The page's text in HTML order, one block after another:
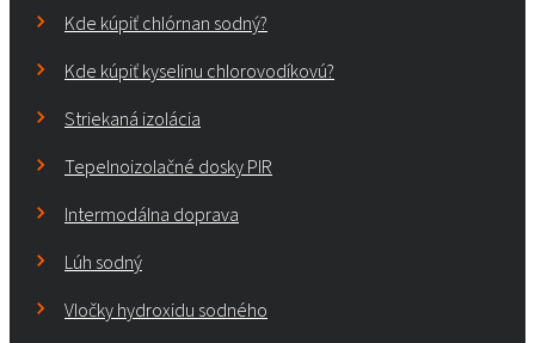
Kde kúpiť chlórnan sodný?
Kde kúpiť kyselinu chlorovodíkovú?
Striekaná izolácia
Tepelnoizolačné dosky PIR
Intermodálna doprava
Lúh sodný
Vločky hydroxidu sodného